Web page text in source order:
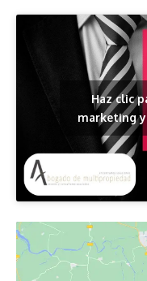
Haz clic
marketing